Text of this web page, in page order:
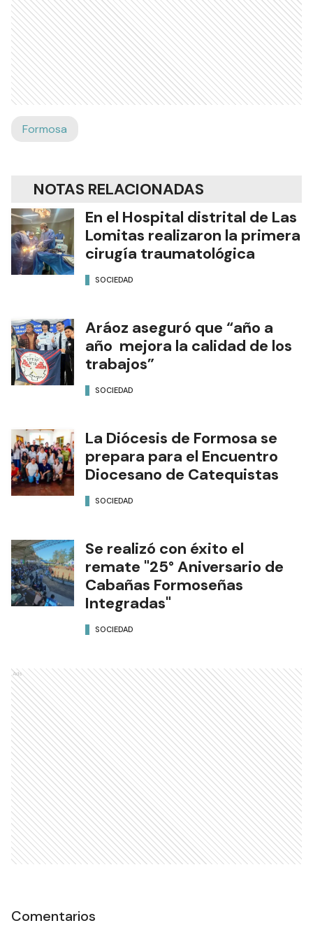
Formosa
NOTAS RELACIONADAS
En el Hospital distrital de Las
Lomitas realizaron la primera
cirugía traumatológica
SOCIEDAD
Aráoz aseguró que “año a
año mejora la calidad de los
trabajos”
SOCIEDAD
La Diócesis de Formosa se
prepara para el Encuentro
Diocesano de Catequistas
SOCIEDAD
Se realizó con éxito el
remate "25° Aniversario de
Cabañas Formoseñas
Integradas"
SOCIEDAD
Ads
Comentarios